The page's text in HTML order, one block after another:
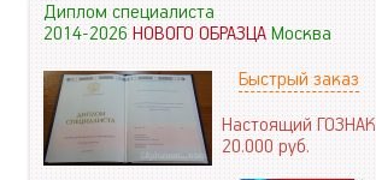
Диплом специалиста
2014-2026НОВОГО ОБРАЗЦАМосква
Быстрый заказ
Настоящий ГОЗНАК
20.000руб.